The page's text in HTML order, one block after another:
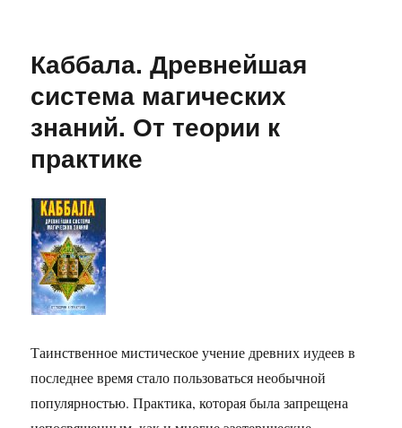
Каббала. Древнейшая
система магических
знаний. От теории к
практике
Таинственное мистическое учение древних иудеев в
последнее время стало пользоваться необычной
популярностью. Практика, которая была запрещена